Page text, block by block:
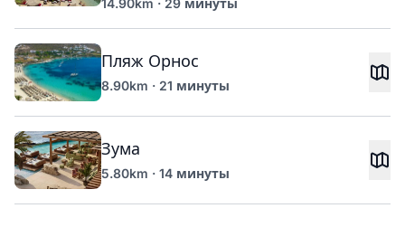
14.90km · 29 минуты
Пляж Орнос
8.90km · 21 минуты
Зума
5.80km · 14 минуты